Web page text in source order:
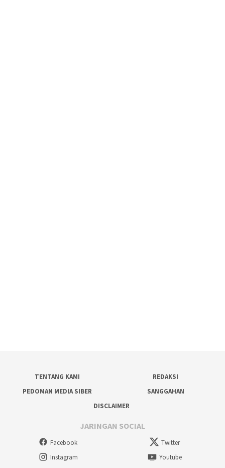
TENTANG KAMI
REDAKSI
PEDOMAN MEDIA SIBER
SANGGAHAN
DISCLAIMER
JARINGAN SOCIAL
Facebook
Twitter
Instagram
Youtube